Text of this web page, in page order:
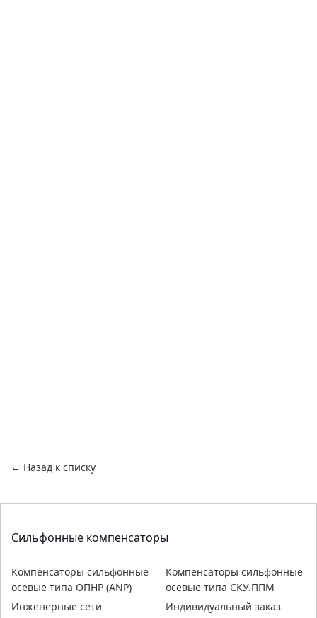
← Назад к списку
Сильфонные компенсаторы
Компенсаторы сильфонные
осевые типа ОПНР (ANР)
Инженерные сети
Компенсаторы сильфонные
осевые типа СКУ.ППМ
Индивидуальный заказ